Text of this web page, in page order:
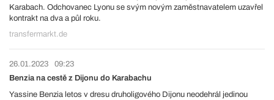
Karabach. Odchovanec Lyonu se svým novým zaměstnavatelem uzavřel
kontrakt na dva a půl roku.
transfermarkt.de
26.01.2023
09:23
Benzia na cestě z Dijonu do Karabachu
Yassine Benzia letos v dresu druholigového Dijonu neodehrál jedinou